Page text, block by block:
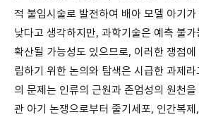
적 불임시술로 발전하여 배아 모델 아기
낮다고 생각하지만, 과학기술은 예측 불
확산될 가능성도 있으므로, 이러한 쟁점
립하기 위한 논의와 탐색은 시급한 과제
의 문제는 인류의 근원과 존엄성의 원천
관 아기 논쟁으로부터 줄기세포, 인간복